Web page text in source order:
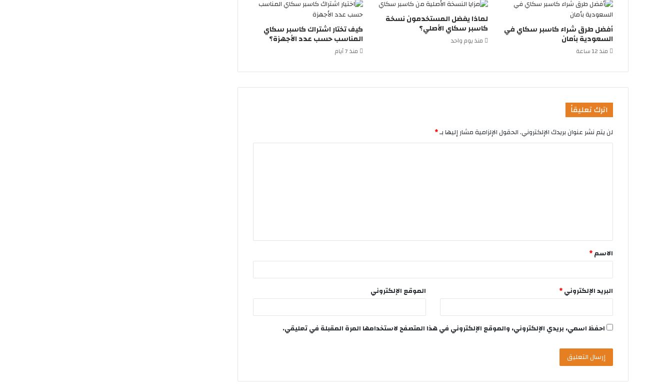
أفضل طرق شراء كاسبر سكاي في
السعودية بأمان
منذ 12 ساعة
لماذا يفضل المستخدمون نسخة
كاسبر سكاي الأصلي؟
منذ يوم واحد
كيف تختار اشتراك كاسبر سكاي
المناسب حسب عدد الأجهزة؟
منذ 7 أيام
اترك تعليقاً
لن يتم نشر عنوان بريدك الإلكتروني.الحقول الإلزامية مشار إليها بـ*
الاسم*
البريد الإلكتروني* الموقع الإلكتروني
احفظ اسمي، بريدي الإلكتروني، والموقع الإلكتروني في هذا المتصفح لاستخدامها المرة المقبلة في تعليقي.